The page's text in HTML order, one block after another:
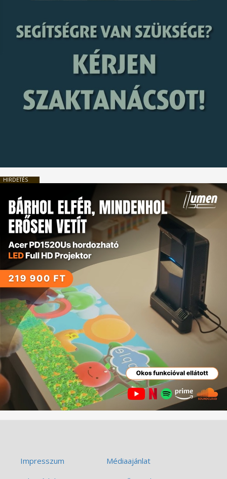
HIRDETÉS
Impresszum
Médiaajánlat